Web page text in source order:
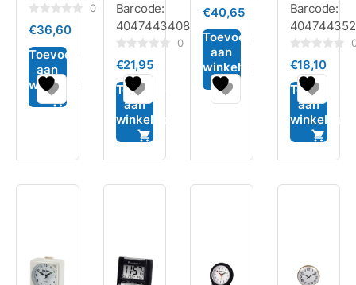
0
5
0
€36,60
Toevoegen
aan
winkelwagen
Barcode:
4047443408068
0
uit
5
0
€21,95
Toevoegen
aan
winkelwagen
0
5
€40,65
Toevoegen
aan
winkelwagen
Barcode:
0
uit
5
€18,10
Toevoegen
aan